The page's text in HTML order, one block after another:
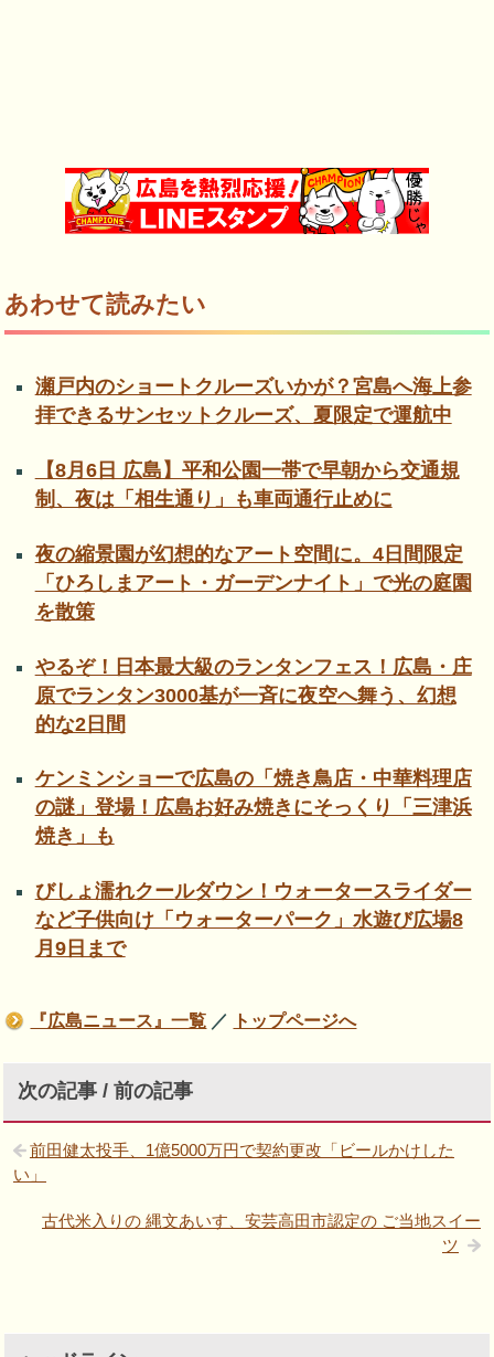
あわせて読みたい
瀬戸内のショートクルーズいかが？宮島へ海上参
拝できるサンセットクルーズ、夏限定で運航中
【8月6日 広島】平和公園一帯で早朝から交通規
制、夜は「相生通り」も車両通行止めに
夜の縮景園が幻想的なアート空間に。4日間限定
「ひろしまアート・ガーデンナイト」で光の庭園
を散策
やるぞ！日本最大級のランタンフェス！広島・庄
原でランタン3000基が一斉に夜空へ舞う、幻想
的な2日間
ケンミンショーで広島の「焼き鳥店・中華料理店
の謎」登場！広島お好み焼きにそっくり「三津浜
焼き」も
びしょ濡れクールダウン！ウォータースライダー
など子供向け「ウォーターパーク」水遊び広場8
月9日まで
『広島ニュース』一覧 ／ トップページへ
次の記事 / 前の記事
前田健太投手、1億5000万円で契約更改「ビールかけした
い」
古代米入りの 縄文あいす、安芸高田市認定の ご当地スイー
ツ